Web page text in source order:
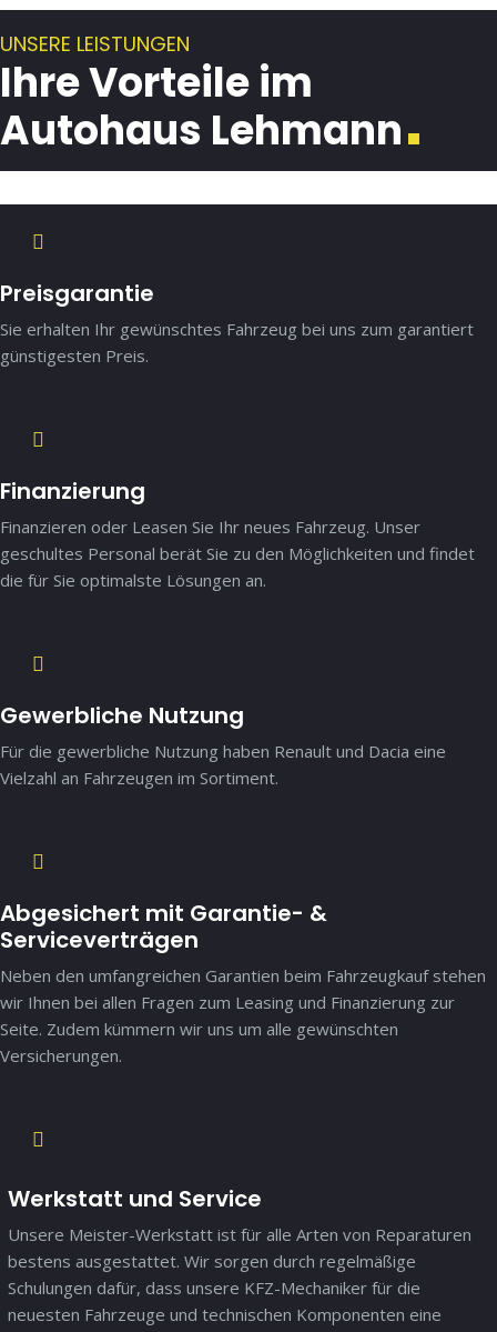
UNSERE LEISTUNGEN
Ihre Vorteile im
Autohaus Lehmann
Preisgarantie
Sie erhalten Ihr gewünschtes Fahrzeug bei uns zum garantiert
günstigesten Preis.
Finanzierung
Finanzieren oder Leasen Sie Ihr neues Fahrzeug. Unser
geschultes Personal berät Sie zu den Möglichkeiten und findet
die für Sie optimalste Lösungen an.
Gewerbliche Nutzung
Für die gewerbliche Nutzung haben Renault und Dacia eine
Vielzahl an Fahrzeugen im Sortiment.
Abgesichert mit Garantie- &
Serviceverträgen
Neben den umfangreichen Garantien beim Fahrzeugkauf stehen
wir Ihnen bei allen Fragen zum Leasing und Finanzierung zur
Seite. Zudem kümmern wir uns um alle gewünschten
Versicherungen.
Werkstatt und Service
Unsere Meister-Werkstatt ist für alle Arten von Reparaturen
bestens ausgestattet. Wir sorgen durch regelmäßige
Schulungen dafür, dass unsere KFZ-Mechaniker für die
neuesten Fahrzeuge und technischen Komponenten eine